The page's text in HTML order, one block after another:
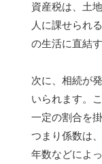
資産税は、土
人に課せられ
の生活に直結
次に、相続が
いられます。
一定の割合を
つまり係数は
年数などによ